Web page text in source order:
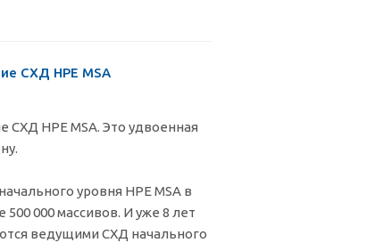
СХД HPE MSA
СХД HPE MSA. Это удвоенная
уровня HPE MSA в
000 массивов. И уже 8 лет
ведущими СХД начального